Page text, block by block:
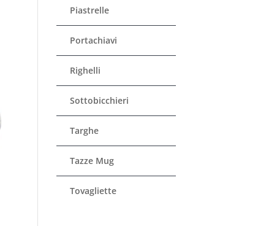
Piastrelle
Portachiavi
Righelli
Sottobicchieri
Targhe
Tazze Mug
Tovagliette